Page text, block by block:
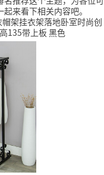
来看下相关内容吧。
架挂衣架落地卧室时尚创
135带上板 黑色